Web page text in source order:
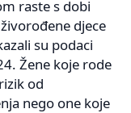
raste s dobi
djece
su podaci
Žene koje rode
od
nego one koje